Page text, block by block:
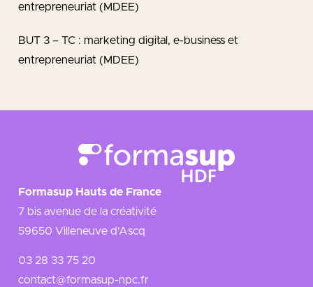
entrepreneuriat (MDEE)
BUT 3 – TC : marketing digital, e-business et
entrepreneuriat (MDEE)
Formasup Hauts de France
7 bis avenue de la créativité
59650 Villeneuve d’Ascq
03 28 33 75 20
contact@formasup-npc.fr